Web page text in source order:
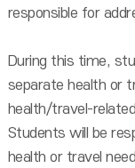
responsible for
During this time,
separate health or
health/travel-
Students will be
health or travel